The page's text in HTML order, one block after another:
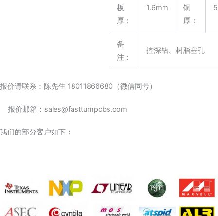
板
厚：
1.6mm
铜
厚：
备
注：
控深钻、树脂塞孔
报价请联系：陈先生 18011866680（微信同号）
报价邮箱：sales@fastturnpcbs.com
我们的部分客户如下：